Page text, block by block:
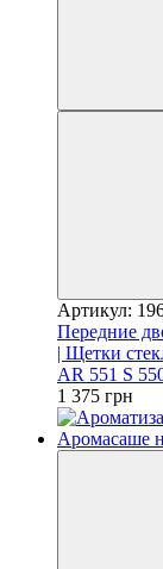
Артикул:
Передние
| Щетки
AR 551 S
1 375 грн